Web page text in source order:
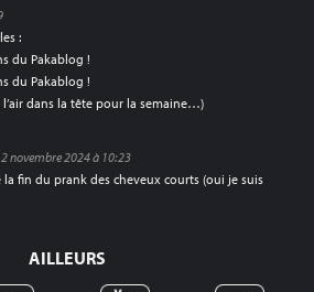
:
du Pakablog !
du Pakablog !
dans la tête pour la semaine…)
novembre 2024 à 10:23
fin du prank des cheveux courts (oui je suis
AILLEURS